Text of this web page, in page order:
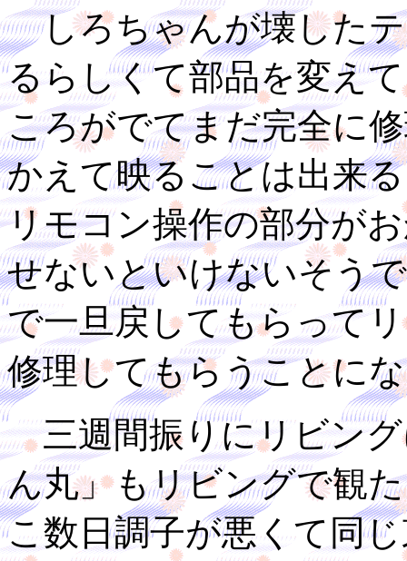
しろちゃんが壊したテ
るらしくて部品を変え
ころがでてまだ完全に
かえて映ることは出来
リモコン操作の部分が
せないといけないそう
で一旦戻してもらって
修理してもらうことに
三週間振りにリビング
ん丸」もリビングで観
こ数日調子が悪くて同